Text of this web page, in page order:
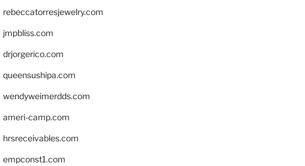
rebeccatorresjewelry.com
jmpbliss.com
drjorgerico.com
queensushipa.com
wendyweimerdds.com
ameri-camp.com
hrsreceivables.com
empconst1.com